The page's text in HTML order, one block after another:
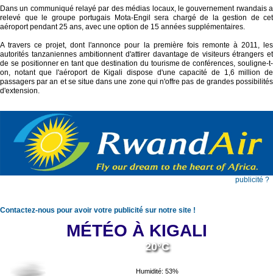
Dans un communiqué relayé par des médias locaux, le gouvernement rwandais a
relevé que le groupe portugais Mota-Engil sera chargé de la gestion de cet
aéroport pendant 25 ans, avec une option de 15 années supplémentaires.
A travers ce projet, dont l'annonce pour la première fois remonte à 2011, les
autorités tanzaniennes ambitionnent d'attirer davantage de visiteurs étrangers et
de se positionner en tant que destination du tourisme de conférences, souligne-t-
on, notant que l'aéroport de Kigali dispose d'une capacité de 1,6 million de
passagers par an et se situe dans une zone qui n'offre pas de grandes possibilités
d'extension.
publicité ?
Contactez-nous pour avoir votre publicité sur notre site !
MÉTÉO À KIGALI
20°C
Humidité: 53%